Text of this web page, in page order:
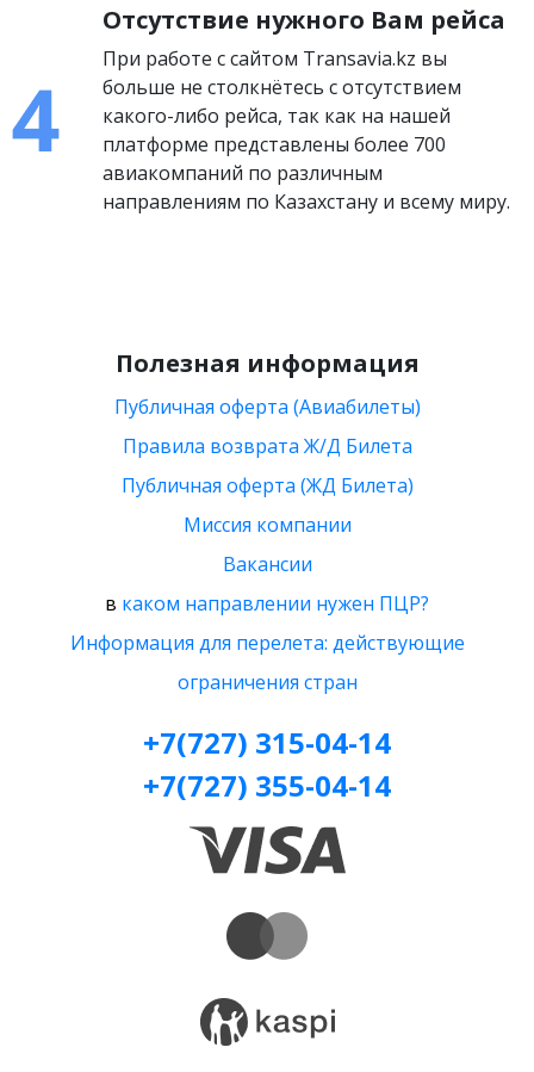
Отсутствие нужного Вам рейса
При работе с сайтом Transavia.kz вы
больше не столкнётесь с отсутствием
какого-либо рейса, так как на нашей
платформе представлены более 700
авиакомпаний по различным
направлениям по Казахстану и всему миру.
Полезная информация
Публичная оферта (Авиабилеты)
Правила возврата Ж/Д Билета
Публичная оферта (ЖД Билета)
Миссия компании
Вакансии
в каком направлении нужен ПЦР?
Информация для перелета: действующие
ограничения стран
+7(727) 315-04-14
+7(727) 355-04-14